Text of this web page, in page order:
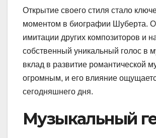
Открытие своего стиля стало
моментом в биографии Шуберта.
имитации других композиторов и
собственный уникальный голос в
вклад в развитие романтической
огромным, и его влияние
сегодняшнего дня.
Музыкальный